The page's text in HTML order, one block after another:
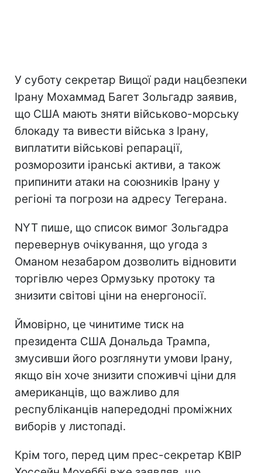
У суботу секретар Вищої ради нацбезпеки
Ірану Мохаммад Багет Зольгадр заявив,
що США мають зняти військово-морську
блокаду та вивести війська з Ірану,
виплатити військові репарації,
розморозити іранські активи, а також
припинити атаки на союзників Ірану у
регіоні та погрози на адресу Тегерана.
NYT пише, що список вимог Зольгадра
перевернув очікування, що угода з
Оманом незабаром дозволить відновити
торгівлю через Ормузьку протоку та
знизити світові ціни на енергоносії.
Ймовірно, це чинитиме тиск на
президента США Дональда Трампа,
змусивши його розглянути умови Ірану,
якщо він хоче знизити споживчі ціни для
американців, що важливо для
республіканців напередодні проміжних
виборів у листопаді.
Крім того, перед цим прес-секретар КВІР